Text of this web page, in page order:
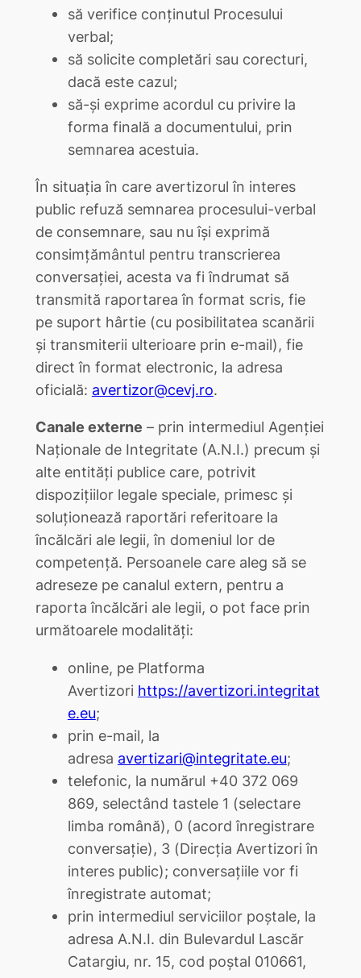
să verifice conținutul Procesului
verbal;
să solicite completări sau corecturi,
dacă este cazul;
să-și exprime acordul cu privire la
forma finală a documentului, prin
semnarea acestuia.
În situația în care avertizorul în interes
public refuză semnarea procesului-verbal
de consemnare, sau nu își exprimă
consimțământul pentru transcrierea
conversației, acesta va fi îndrumat să
transmită raportarea în format scris, fie
pe suport hârtie (cu posibilitatea scanării
și transmiterii ulterioare prin e-mail), fie
direct în format electronic, la adresa
oficială: avertizor@cevj.ro.
Canale externe – prin intermediul Agenției
Naționale de Integritate (A.N.I.) precum și
alte entități publice care, potrivit
dispoziţiilor legale speciale, primesc și
soluționează raportări referitoare la
încălcări ale legii, în domeniul lor de
competență. Persoanele care aleg să se
adreseze pe canalul extern, pentru a
raporta încălcări ale legii, o pot face prin
următoarele modalități:
online, pe Platforma
Avertizori https://avertizori.integritat
e.eu;
prin e-mail, la
adresa avertizari@integritate.eu;
telefonic, la numărul +40 372 069
869, selectând tastele 1 (selectare
limba română), 0 (acord înregistrare
conversație), 3 (Direcția Avertizori în
interes public); conversațiile vor fi
înregistrate automat;
prin intermediul serviciilor poștale, la
adresa A.N.I. din Bulevardul Lascăr
Catargiu, nr. 15, cod poștal 010661,